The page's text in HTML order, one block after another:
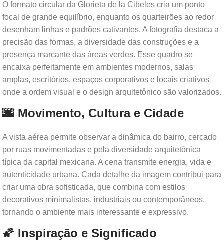
O formato circular da Glorieta de la Cibeles cria um ponto
focal de grande equilíbrio, enquanto os quarteirões ao redor
desenham linhas e padrões cativantes. A fotografia destaca a
precisão das formas, a diversidade das construções e a
presença marcante das áreas verdes. Esse quadro se
encaixa perfeitamente em ambientes modernos, salas
amplas, escritórios, espaços corporativos e locais criativos
onde a ordem visual e o design arquitetônico são valorizados.
🌆 Movimento, Cultura e Cidade
A vista aérea permite observar a dinâmica do bairro, cercado
por ruas movimentadas e pela diversidade arquitetônica
típica da capital mexicana. A cena transmite energia, vida e
autenticidade urbana. Cada detalhe da imagem contribui para
criar uma obra sofisticada, que combina com estilos
decorativos minimalistas, industriais ou contemporâneos,
tornando o ambiente mais interessante e expressivo.
🌠 Inspiração e Significado